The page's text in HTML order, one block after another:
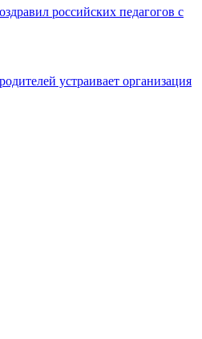
российских педагогов с
устраивает организация